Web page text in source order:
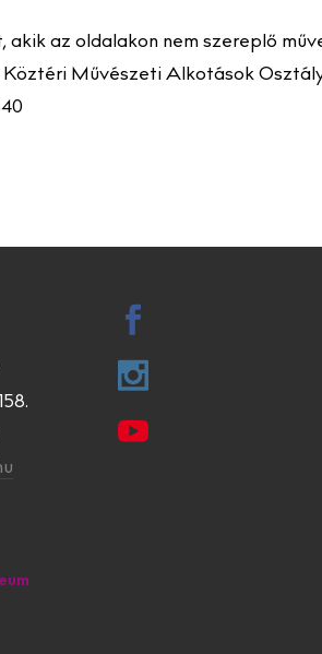
akik az oldalakon nem szereplő
Művészeti Alkotások